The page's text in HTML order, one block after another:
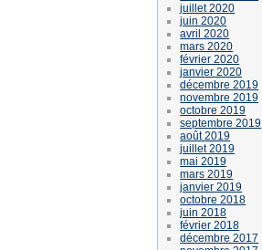
juillet 2020
juin 2020
avril 2020
mars 2020
février 2020
janvier 2020
décembre 2019
novembre 2019
octobre 2019
septembre 2019
août 2019
juillet 2019
mai 2019
mars 2019
janvier 2019
octobre 2018
juin 2018
février 2018
décembre 2017